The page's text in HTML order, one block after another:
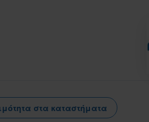
στα καταστήματα